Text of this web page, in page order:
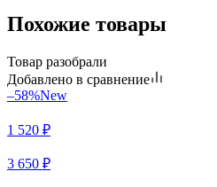
Похожие товары
Товар разобрали
Добавлено в сравнение
–58%New
1 520 ₽
3 650 ₽